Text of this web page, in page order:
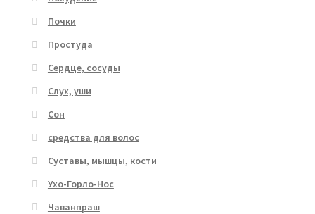
Почки
Простуда
Сердце, сосуды
Слух, уши
Сон
средства для волос
Суставы, мышцы, кости
Ухо-Горло-Нос
Чаванпраш